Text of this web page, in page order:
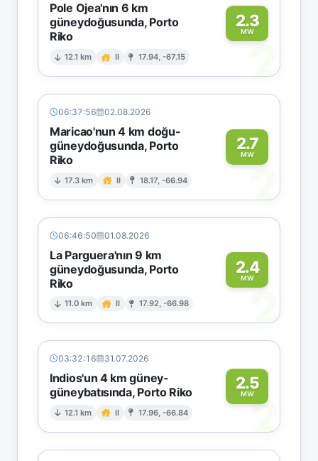
Pole Ojea'nın 6 km
güneydoğusunda, Porto
Riko
12.1 km II 17.94, -67.15
2.3
MW
2
06:37:56 02.08.2026
Maricao'nun 4 km doğu-
güneydoğusunda, Porto
Riko
17.3 km II 18.17, -66.94
2.7
MW
2
06:46:50 01.08.2026
La Parguera'nın 9 km
güneydoğusunda, Porto
Riko
11.0 km II 17.92, -66.98
2.4
MW
2
03:32:16 31.07.2026
Indios'un 4 km güney-
güneybatısında, Porto Riko
12.1 km II 17.96, -66.84
2.5
MW
2